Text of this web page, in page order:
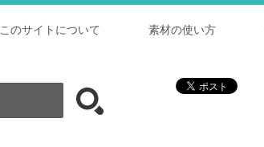
素材の使い方
このサイトについて